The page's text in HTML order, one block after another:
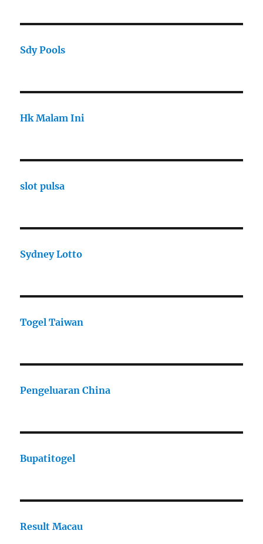
Sdy Pools
Hk Malam Ini
slot pulsa
Sydney Lotto
Togel Taiwan
Pengeluaran China
Bupatitogel
Result Macau